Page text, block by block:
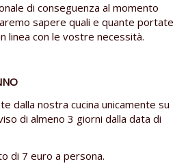
di conseguenza al momento
sapere quali e quante portate
linea con le vostre necessità.
dalla nostra cucina unicamente su
di almeno 3 giorni dalla data di
di 7 euro a persona.